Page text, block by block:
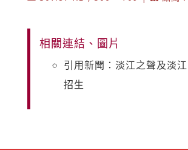
相關連結、圖片
引用新聞：淡江之聲及淡
招生